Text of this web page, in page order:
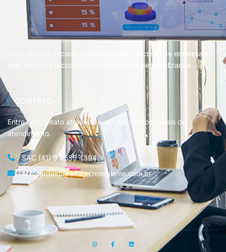
Mais de uma década impulsionando o sucesso de empresas
com soluções tecnológicas completas e personalizadas
CONTATO
Entre em contato através de um dos nossos canais de
atendimento.
SAC (41) 9 9535 4394 ​
acir.cordeiro@alfatecnologiame.com.br​